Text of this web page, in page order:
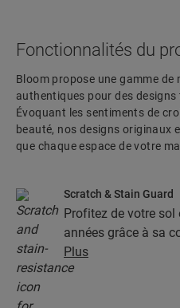
Fonctionnalités du
Bloom propose une gamme
authentiques pour des
Évoquant les sentiments de
beauté, nos designs originaux
que chaque espace de votre
Scratch & Stain Guard
Profitez de votre
années grâce à sa
dotée de la
Cette couche
Plus